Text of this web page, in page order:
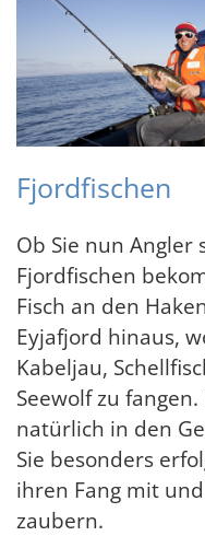
Fjordfischen
Ob Sie nun
Fjordfischen
Fisch an den
Eyjafjord hinaus,
Kabeljau,
Seewolf zu
natürlich in den
Sie besonders
ihren Fang mit
zaubern.